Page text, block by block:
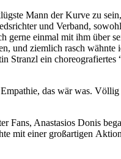
Mann der Kurve zu
und Verband,
einmal mit ihm über
und ziemlich rasch
ein
das wär was.
Fans, Anastasios Donis
mit einer großartigen